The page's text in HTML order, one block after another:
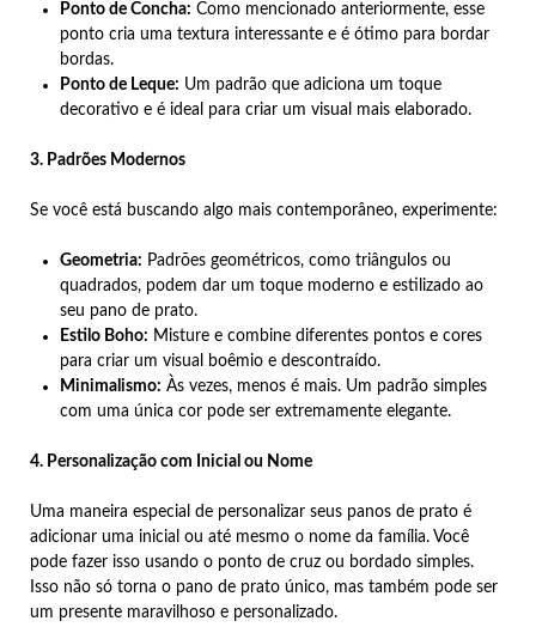
Ponto de Concha: Como mencionado anteriormente, esse
ponto cria uma textura interessante e é ótimo para bordar
bordas.
Ponto de Leque: Um padrão que adiciona um toque
decorativo e é ideal para criar um visual mais elaborado.
3. Padrões Modernos
Se você está buscando algo mais contemporâneo, experimente:
Geometria: Padrões geométricos, como triângulos ou
quadrados, podem dar um toque moderno e estilizado ao
seu pano de prato.
Estilo Boho: Misture e combine diferentes pontos e cores
para criar um visual boêmio e descontraído.
Minimalismo: Às vezes, menos é mais. Um padrão simples
com uma única cor pode ser extremamente elegante.
4. Personalização com Inicial ou Nome
Uma maneira especial de personalizar seus panos de prato é
adicionar uma inicial ou até mesmo o nome da família. Você
pode fazer isso usando o ponto de cruz ou bordado simples.
Isso não só torna o pano de prato único, mas também pode ser
um presente maravilhoso e personalizado.